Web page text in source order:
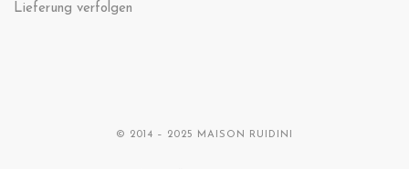
Lieferung verfolgen
© 2014 – 2025 MAISON RUIDINI